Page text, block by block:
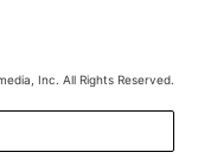
Inc. All Rights Reserved.